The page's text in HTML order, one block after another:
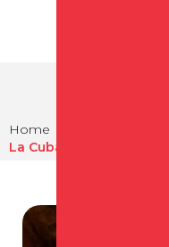
Home
La Cubanita